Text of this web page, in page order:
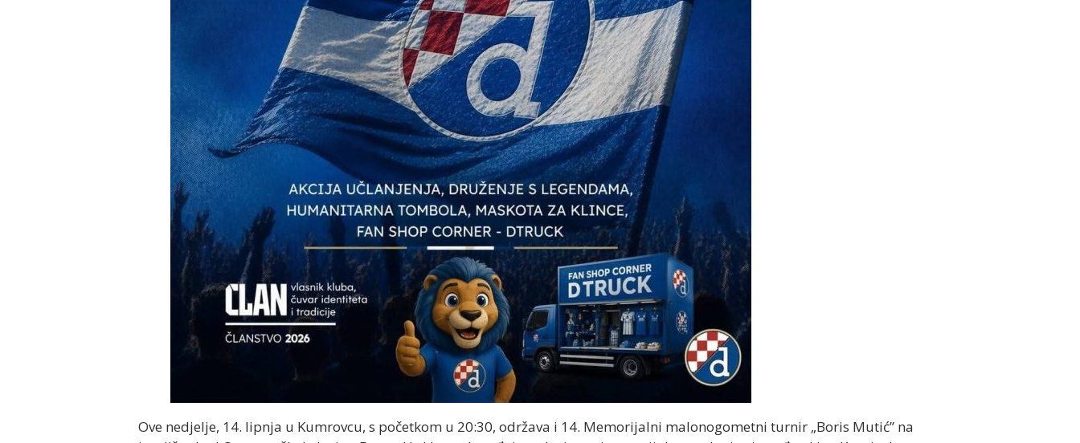
Ove nedjelje, 14. lipnja u Kumrovcu, s početkom u 20:30, održava i 14. Memorijalni malonogometni turnir „Boris Mutić” na